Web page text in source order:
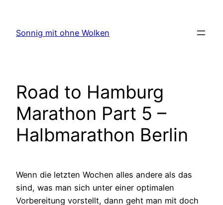
springen
Sonnig mit ohne Wolken
Road to Hamburg
Marathon Part 5 –
Halbmarathon Berlin
Wenn die letzten Wochen alles andere als das
sind, was man sich unter einer optimalen
Vorbereitung vorstellt, dann geht man mit doch